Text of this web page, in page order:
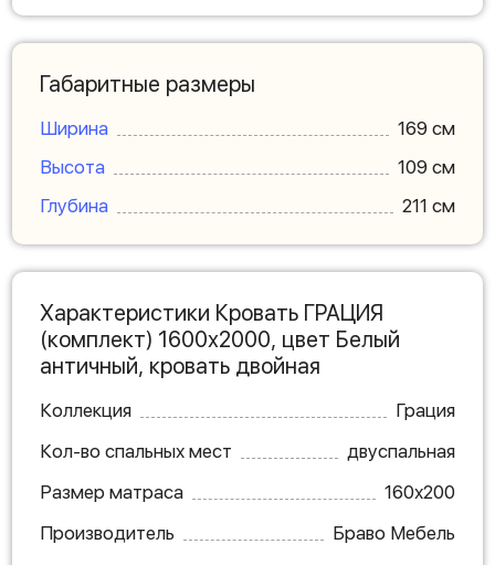
Габаритные размеры
Ширина
169 см
Высота
109 см
Глубина
211 см
Характеристики Кровать ГРАЦИЯ
(комплект) 1600х2000, цвет Белый
античный, кровать двойная
Коллекция
Грация
Кол-во спальных мест
двуспальная
Размер матраса
160х200
Производитель
Браво Мебель